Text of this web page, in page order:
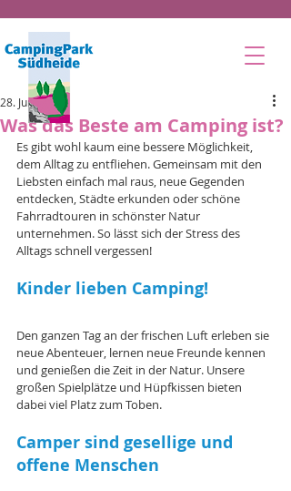
Was das Beste am Camping ist?
28. Juni 2023
Es gibt wohl kaum eine bessere Möglichkeit,
dem Alltag zu entfliehen. Gemeinsam mit den
Liebsten einfach mal raus, neue Gegenden
entdecken, Städte erkunden oder schöne
Fahrradtouren in schönster Natur
unternehmen. So lässt sich der Stress des
Alltags schnell vergessen!
Kinder lieben Camping!
Den ganzen Tag an der frischen Luft erleben sie
neue Abenteuer, lernen neue Freunde kennen
und genießen die Zeit in der Natur. Unsere
großen Spielplätze und Hüpfkissen bieten
dabei viel Platz zum Toben.
Camper sind gesellige und
offene Menschen